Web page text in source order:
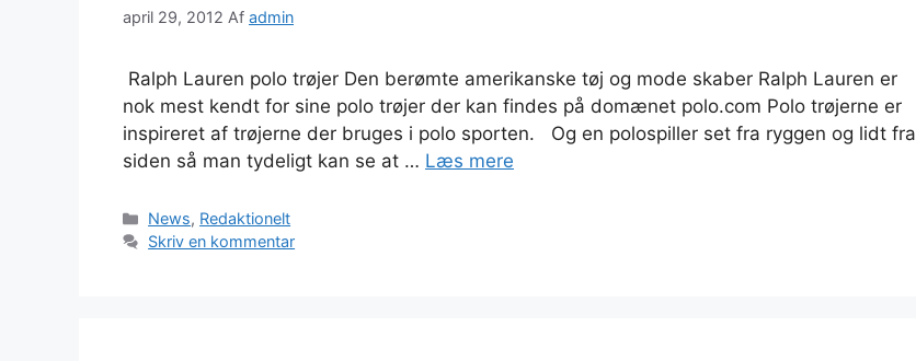
april 29, 2012 Af admin
Ralph Lauren polo trøjer Den berømte amerikanske tøj og mode skaber Ralph Lauren er
nok mest kendt for sine polo trøjer der kan findes på domænet polo.com Polo trøjerne er
inspireret af trøjerne der bruges i polo sporten. Og en polospiller set fra ryggen og lidt fra
siden så man tydeligt kan se at … Læs mere
Kategorier
News, Redaktionelt
Skriv en kommentar